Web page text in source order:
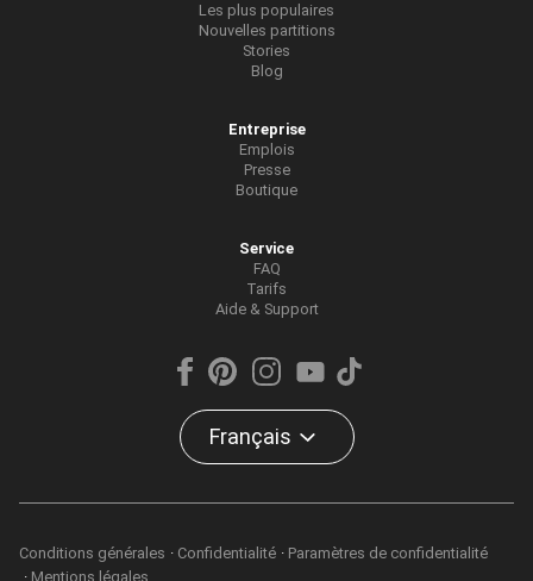
Les plus populaires
Nouvelles partitions
Stories
Blog
Entreprise
Emplois
Presse
Boutique
Service
FAQ
Tarifs
Aide & Support
Français
Conditions générales Confidentialité
Paramètres de confidentialité
Mentions légales